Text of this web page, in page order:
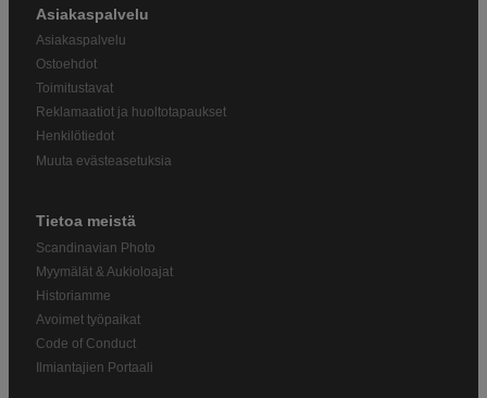
Asiakaspalvelu
Asiakaspalvelu
Ostoehdot
Toimitustavat
Reklamaatiot ja huoltotapaukset
Henkilötiedot
Muuta evästeasetuksia
Tietoa meistä
Scandinavian Photo
Myymälät & Aukioloajat
Historiamme
Avoimet työpaikat
Code of Conduct
Ilmiantajien Portaali